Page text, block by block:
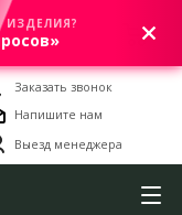
0
Заказать звонок
Напишите нам
Выезд менеджера